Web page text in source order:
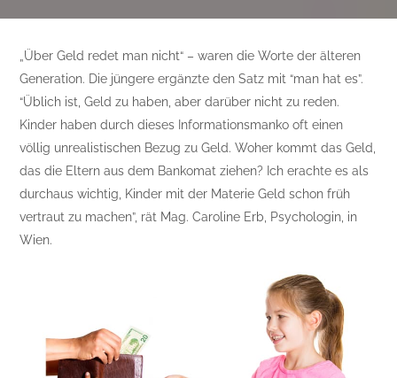
„Über Geld redet man nicht“ – waren die Worte der älteren
Generation. Die jüngere ergänzte den Satz mit “man hat es”.
“Üblich ist, Geld zu haben, aber darüber nicht zu reden.
Kinder haben durch dieses Informationsmanko oft einen
völlig unrealistischen Bezug zu Geld. Woher kommt das Geld,
das die Eltern aus dem Bankomat ziehen? Ich erachte es als
durchaus wichtig, Kinder mit der Materie Geld schon früh
vertraut zu machen”, rät Mag. Caroline Erb, Psychologin, in
Wien.